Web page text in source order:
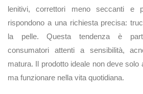
lenitivi, correttori meno seccanti e
rispondono a una richiesta precisa:
la pelle. Questa tendenza è
consumatori attenti a sensibilità,
matura. Il prodotto ideale non deve solo
ma funzionare nella vita quotidiana.